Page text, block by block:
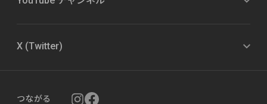
X (Twitter)
つながる